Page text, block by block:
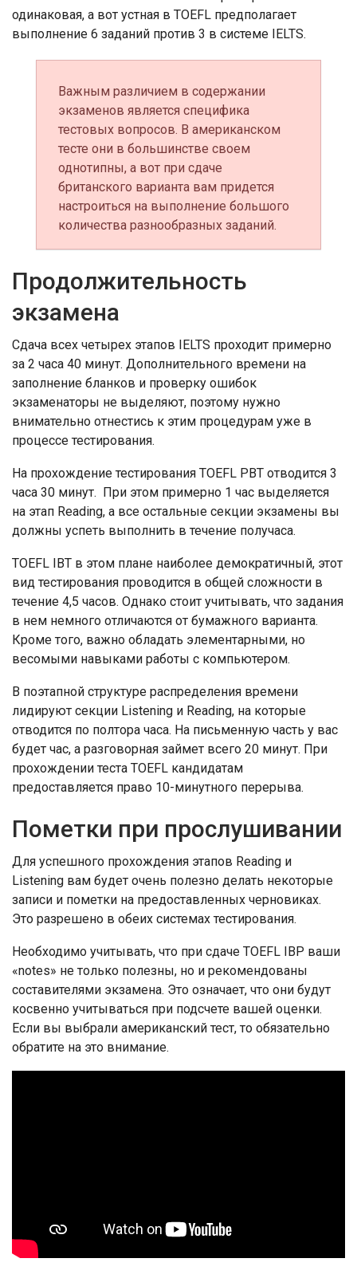
одинаковая, а вот устная в TOEFL предполагает
выполнение 6 заданий против 3 в системе IELTS.
Важным различием в содержании
экзаменов является специфика
тестовых вопросов. В американском
тесте они в большинстве своем
однотипны, а вот при сдаче
британского варианта вам придется
настроиться на выполнение большого
количества разнообразных заданий.
Продолжительность
экзамена
Сдача всех четырех этапов IELTS проходит примерно
за 2 часа 40 минут. Дополнительного времени на
заполнение бланков и проверку ошибок
экзаменаторы не выделяют, поэтому нужно
внимательно отнестись к этим процедурам уже в
процессе тестирования.
На прохождение тестирования TOEFL PBT отводится 3
часа 30 минут. При этом примерно 1 час выделяется
на этап Reading, а все остальные секции экзамены вы
должны успеть выполнить в течение получаса.
TOEFL IBT в этом плане наиболее демократичный, этот
вид тестирования проводится в общей сложности в
течение 4,5 часов. Однако стоит учитывать, что задания
в нем немного отличаются от бумажного варианта.
Кроме того, важно обладать элементарными, но
весомыми навыками работы с компьютером.
В поэтапной структуре распределения времени
лидируют секции Listening и Reading, на которые
отводится по полтора часа. На письменную часть у вас
будет час, а разговорная займет всего 20 минут. При
прохождении теста TOEFL кандидатам
предоставляется право 10-минутного перерыва.
Пометки при прослушивании
Для успешного прохождения этапов Reading и
Listening вам будет очень полезно делать некоторые
записи и пометки на предоставленных черновиках.
Это разрешено в обеих системах тестирования.
Необходимо учитывать, что при сдаче TOEFL IBP ваши
«notes» не только полезны, но и рекомендованы
составителями экзамена. Это означает, что они будут
косвенно учитываться при подсчете вашей оценки.
Если вы выбрали американский тест, то обязательно
обратите на это внимание.